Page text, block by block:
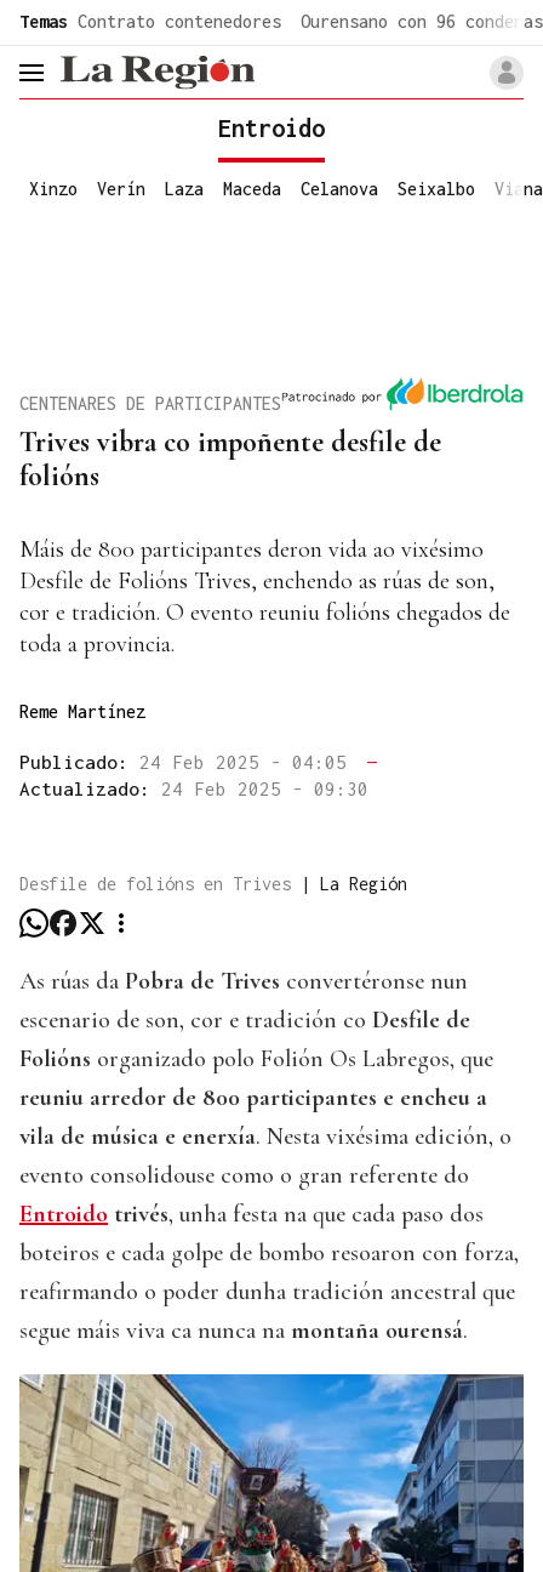
Temas Contrato contenedores Ourensano con 96 condenas
header.menu.open
Entroido
Xinzo Verín Laza Maceda Celanova Seixalbo Viana
Trives vibra co impoñente desfile de
folións
CENTENARES DE PARTICIPANTES
Máis de 800 participantes deron vida ao vixésimo
Desfile de Folións Trives, enchendo as rúas de son,
cor e tradición. O evento reuniu folións chegados de
toda a provincia.
Reme Martínez
Publicado: 24 Feb 2025 - 04:05
—
Actualizado: 24 Feb 2025 - 09:30
Desfile de folións en Trives | La Región
As rúas da Pobra de Trives convertéronse nun
escenario de son, cor e tradición co Desfile de
Folións organizado polo Folión Os Labregos, que
reuniu arredor de 800 participantes e encheu a
vila de música e enerxía. Nesta vixésima edición, o
evento consolidouse como o gran referente do
Entroido trivés, unha festa na que cada paso dos
boteiros e cada golpe de bombo resoaron con forza,
reafirmando o poder dunha tradición ancestral que
segue máis viva ca nunca na montaña ourensá.